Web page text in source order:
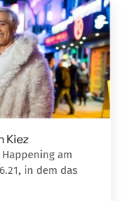
Kiez
am
in dem das